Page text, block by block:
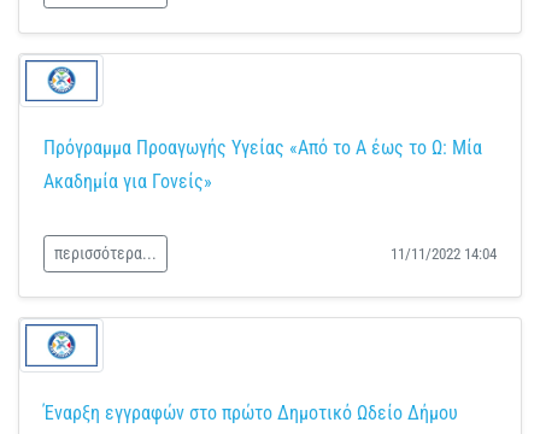
Πρόγραμμα Προαγωγής Υγείας «Από το Α έως το Ω: Μία
Ακαδημία για Γονείς»
περισσότερα... 11/11/2022 14:04
Έναρξη εγγραφών στο πρώτο Δημοτικό Ωδείο Δήμου